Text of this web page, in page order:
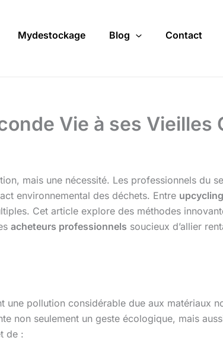
Mydestockage Blog Contact
Vie à ses Vieilles
mais une nécessité. Les professionnels du
environnemental des déchets. Entre upcycling
Cet article explore des méthodes
acheteurs professionnels soucieux d’allier
une pollution considérable due aux matériaux
non seulement un geste écologique, mais
de :